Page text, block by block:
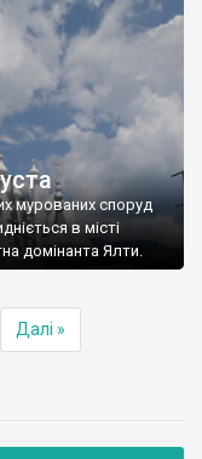
мурованих споруд
в місті
домінанта Ялти.
Далі »